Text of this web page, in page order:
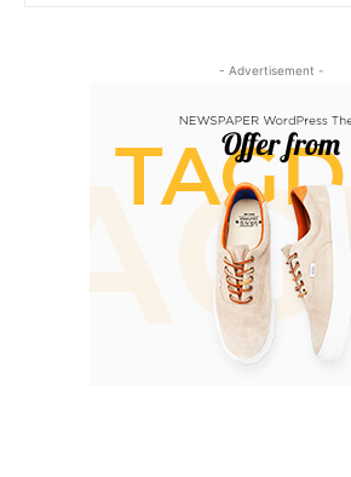
- Advertisement -